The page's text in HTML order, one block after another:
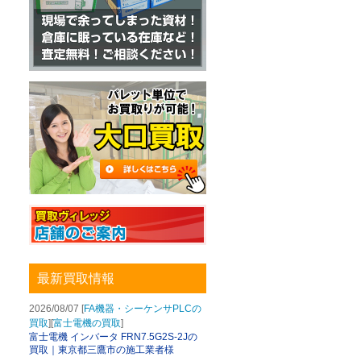
最新買取情報
2026/08/07 [FA機器・シーケンサPLCの
買取][富士電機の買取]
富士電機 インバータ FRN7.5G2S-2Jの
買取｜東京都三鷹市の施工業者様